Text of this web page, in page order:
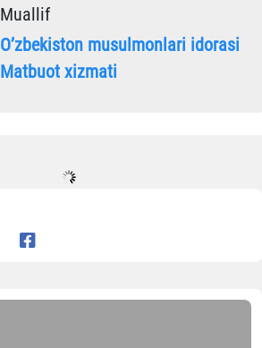
Muallif
Oʼzbekiston musulmonlari idorasi
Matbuot xizmati